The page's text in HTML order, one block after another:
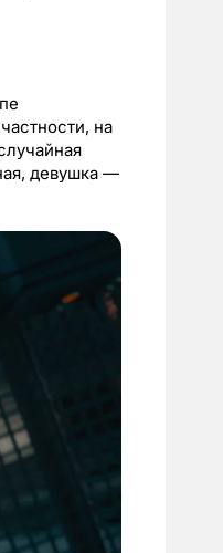
на
девушка —